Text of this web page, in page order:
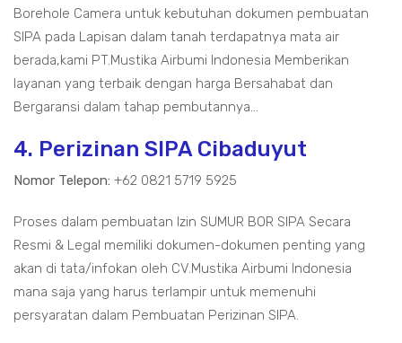
Borehole Camera untuk kebutuhan dokumen pembuatan
SIPA pada Lapisan dalam tanah terdapatnya mata air
berada,kami PT.Mustika Airbumi Indonesia Memberikan
layanan yang terbaik dengan harga Bersahabat dan
Bergaransi dalam tahap pembutannya...
4. Perizinan SIPA Cibaduyut
Nomor Telepon: +62 0821 5719 5925
Proses dalam pembuatan Izin SUMUR BOR SIPA Secara
Resmi & Legal memiliki dokumen-dokumen penting yang
akan di tata/infokan oleh CV.Mustika Airbumi Indonesia
mana saja yang harus terlampir untuk memenuhi
persyaratan dalam Pembuatan Perizinan SIPA.